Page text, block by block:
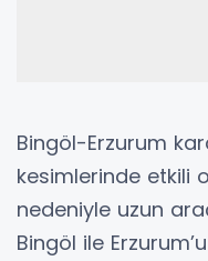
Bingöl-Erzurum
kesimlerinde etkili
nedeniyle uzun
Bingöl ile